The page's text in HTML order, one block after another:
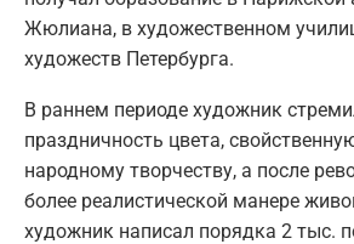
Жюлиана, в художественном
художеств Петербурга.
В раннем периоде художник
праздничность цвета,
народному творчеству, а после
более реалистической манере
художник написал порядка 2 тыс.